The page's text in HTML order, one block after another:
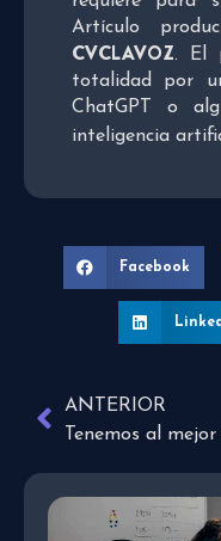
Artículo
CVCLAVOZ. El
totalidad por
ChatGPT o
inteligencia
Facebook
ANTERIOR